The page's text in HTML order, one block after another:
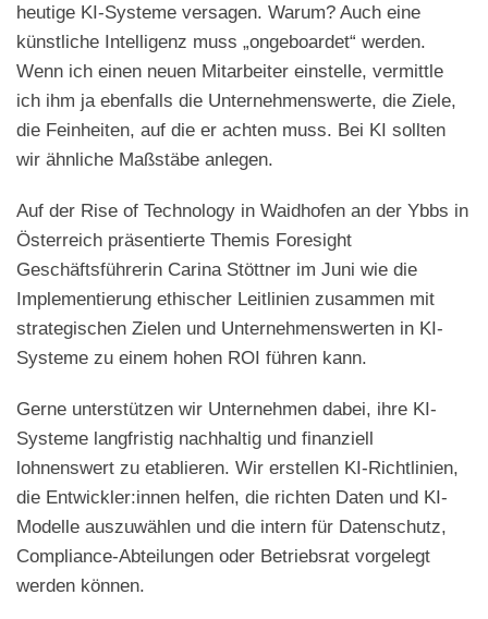
heutige KI-Systeme versagen. Warum? Auch eine
künstliche Intelligenz muss „ongeboardet“ werden.
Wenn ich einen neuen Mitarbeiter einstelle, vermittle
ich ihm ja ebenfalls die Unternehmenswerte, die Ziele,
die Feinheiten, auf die er achten muss. Bei KI sollten
wir ähnliche Maßstäbe anlegen.
Auf der Rise of Technology in Waidhofen an der Ybbs in
Österreich präsentierte Themis Foresight
Geschäftsführerin Carina Stöttner im Juni wie die
Implementierung ethischer Leitlinien zusammen mit
strategischen Zielen und Unternehmenswerten in KI-
Systeme zu einem hohen ROI führen kann.
Gerne unterstützen wir Unternehmen dabei, ihre KI-
Systeme langfristig nachhaltig und finanziell
lohnenswert zu etablieren. Wir erstellen KI-Richtlinien,
die Entwickler:innen helfen, die richten Daten und KI-
Modelle auszuwählen und die intern für Datenschutz,
Compliance-Abteilungen oder Betriebsrat vorgelegt
werden können.